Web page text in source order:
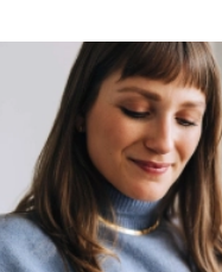
Přihlas se k odběru našich
ušetři 400 Kč!
Už nikdy nepromeškej žádnou